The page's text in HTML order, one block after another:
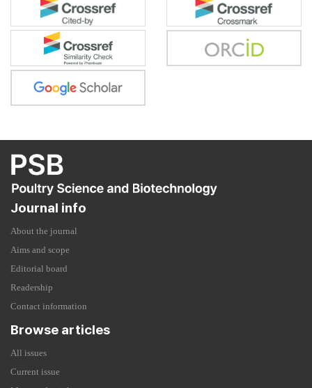
Journal info
About the journal
Aims and scope
Editorial board
Readership
Contact information
Browse articles
All issues
Current issue